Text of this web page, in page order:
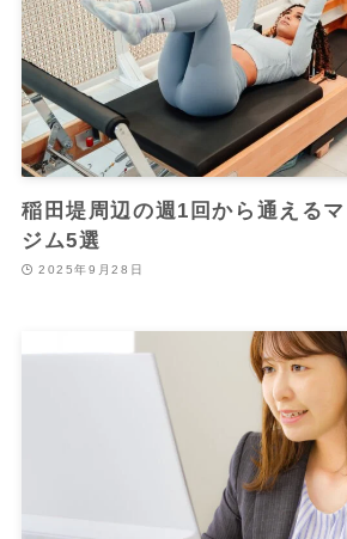
稲田堤周辺の週1回から通える
ジム5選
2025年9月28日